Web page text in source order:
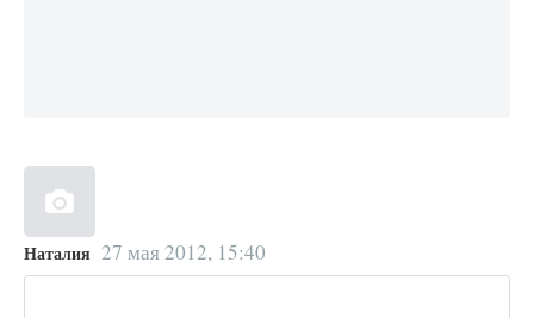
Наталия 27 мая 2012, 15:40